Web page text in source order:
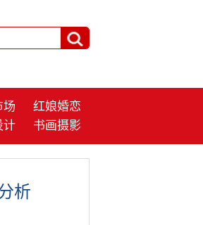
场
红娘婚恋
计 书画摄影
析